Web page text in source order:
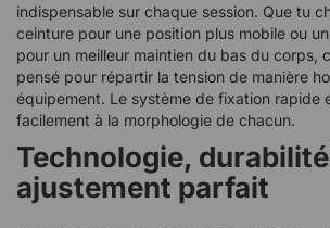
indispensable sur chaque session. Que tu
ceinture pour une position plus mobile ou
pour un meilleur maintien du bas du corps,
pensé pour répartir la tension de manière
équipement. Le système de fixation rapide
facilement à la morphologie de chacun.
Technologie,
ajustement parfait